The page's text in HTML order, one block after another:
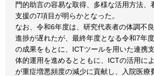
門的助言の容易な取得、多様な活用方法、
支援の7項目が明らかとなった。
なお、令和6年度は、研究代表者の体調不
進捗が遅れたが、最終年度となる令和7年
の成果をもとに、ICTツールを用いた連携
体的運用を進めるとともに、ICTの活用に
が重症増悪頻度の減少に貢献し、入院医療